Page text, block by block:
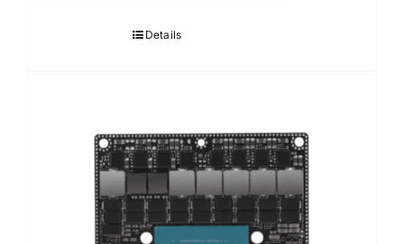
Details